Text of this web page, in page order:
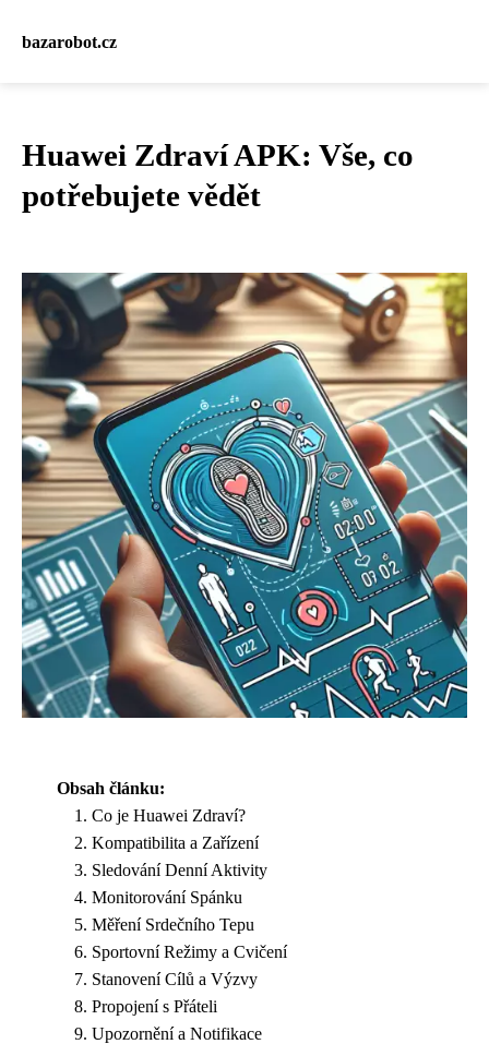
bazarobot.cz
Huawei Zdraví APK: Vše, co
potřebujete vědět
Obsah článku:
Co je Huawei Zdraví?
Kompatibilita a Zařízení
Sledování Denní Aktivity
Monitorování Spánku
Měření Srdečního Tepu
Sportovní Režimy a Cvičení
Stanovení Cílů a Výzvy
Propojení s Přáteli
Upozornění a Notifikace